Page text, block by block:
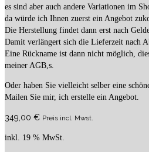
es sind aber auch andere Variationen im
da würde ich Ihnen zuerst ein Angebot
Die Herstellung findet dann erst nach
Damit verlängert sich die Lieferzeit nach
Eine Rückname ist dann nicht möglich,
meiner AGB,s.
Oder haben Sie vielleicht selber eine
Mailen Sie mir, ich erstelle ein Angebot.
349,00 € Preis incl. Mwst.
inkl. 19 % MwSt.